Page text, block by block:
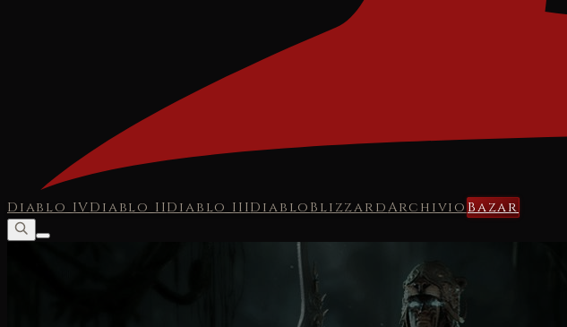
Diablo IVDiablo IIDiablo IIIDiabloBlizzardArchivioBazar